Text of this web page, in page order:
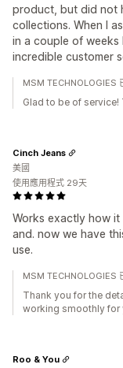
product, but did not
collections. When I
in a couple of
incredible customer
MSM TECHNOLOGIES
Glad to be of service!
Works exactly how
and. now we have
use.
Cinch Jeans
美國
使用應用程式 29天
MSM TECHNOLOGIES
Thank you for the
working smoothly for
Roo & You